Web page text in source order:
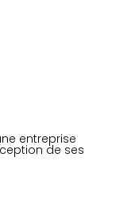
entreprise
de ses